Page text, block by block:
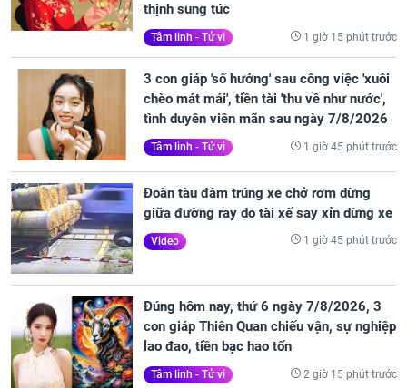
thịnh sung túc
Tâm linh - Tử vi 1 giờ 15 phút trước
3 con giáp 'số hưởng' sau công việc 'xuôi
chèo mát mái', tiền tài 'thu về như nước',
tình duyên viên mãn sau ngày 7/8/2026
Tâm linh - Tử vi 1 giờ 45 phút trước
Đoàn tàu đâm trúng xe chở rơm dừng
giữa đường ray do tài xế say xỉn dừng xe
Video 1 giờ 45 phút trước
Đúng hôm nay, thứ 6 ngày 7/8/2026, 3
con giáp Thiên Quan chiếu vận, sự nghiệp
lao đao, tiền bạc hao tốn
Tâm linh - Tử vi 2 giờ 15 phút trước